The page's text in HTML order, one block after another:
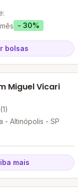
- 30%
bolsas
Miguel Vicari
(1)
- Altinópolis - SP
mais